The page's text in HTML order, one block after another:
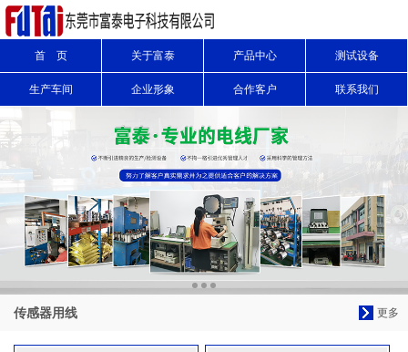
首 页 关于富泰 产品中心 测试设备
生产车间 企业形象 合作客户 联系我们
更多
传感器用线
信息搜索
搜索